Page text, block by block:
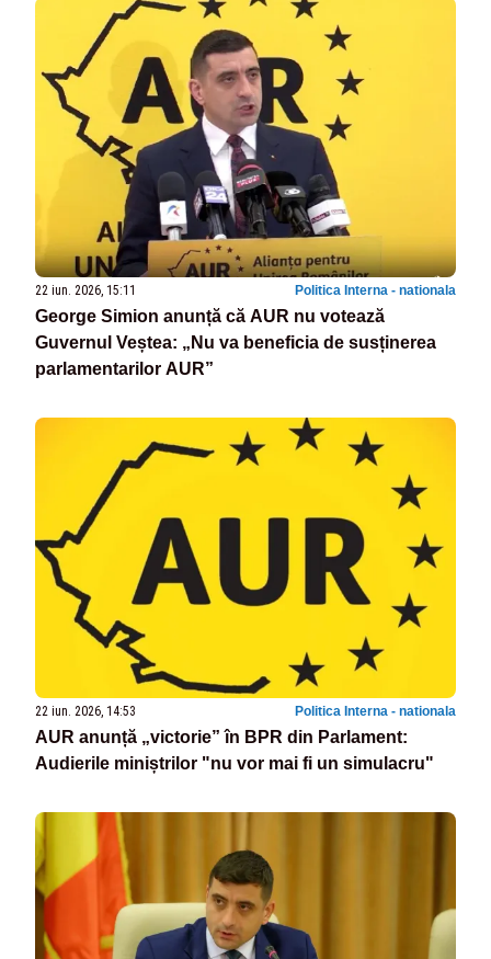
22 iun. 2026, 15:11 Politica Interna - nationala
George Simion anunță că AUR nu votează
Guvernul Veștea: „Nu va beneficia de susținerea
parlamentarilor AUR”
22 iun. 2026, 14:53 Politica Interna - nationala
AUR anunță „victorie” în BPR din Parlament:
Audierile miniștrilor "nu vor mai fi un simulacru"